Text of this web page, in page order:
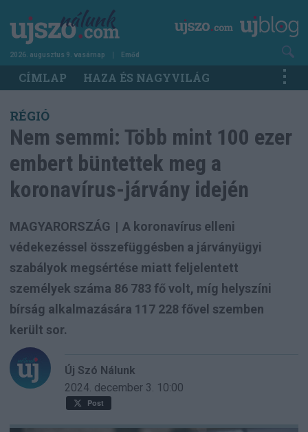
tartalomra
2026. augusztus 9. vasárnap Emőd
Main
navigation
CÍMLAP HAZA ÉS NAGYVILÁG
RÉGIÓ
Nem semmi: Több mint 100 ezer
embert büntettek meg a
koronavírus-járvány idején
MAGYARORSZÁG | A koronavírus elleni
védekezéssel összefüggésben a járványügyi
szabályok megsértése miatt feljelentett
személyek száma 86 783 fő volt, míg helyszíni
bírság alkalmazására 117 228 fővel szemben
került sor.
Új Szó Nálunk
2024. december 3. 10:00
Post